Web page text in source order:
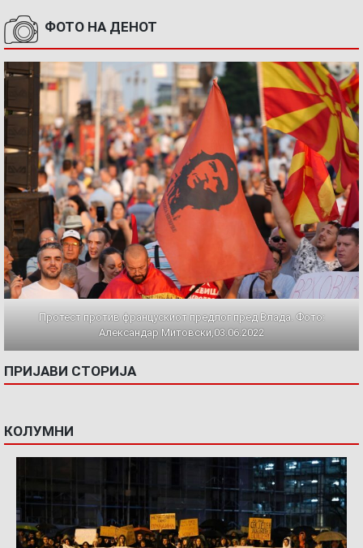
ФОТО НА ДЕНОТ
Протест против францускиот предлог пред Влада. Фото:
Александар Митовски,03.06.2022
ПРИЈАВИ СТОРИЈА
КОЛУМНИ